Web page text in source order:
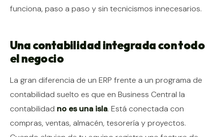
funciona, paso a paso y sin tecnicismos innecesarios.
Una contabilidad integrada con todo
el negocio
La gran diferencia de un ERP frente a un programa de
contabilidad suelto es que en Business Central la
contabilidad no es una isla. Está conectada con
compras, ventas, almacén, tesorería y proyectos.